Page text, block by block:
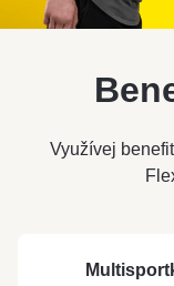
Využívej